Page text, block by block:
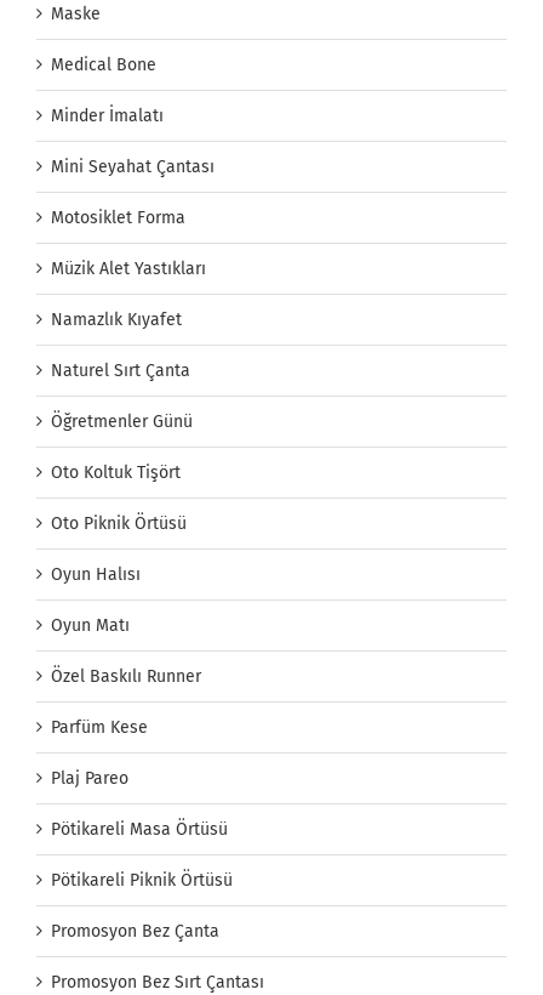
Maske
Medical Bone
Minder İmalatı
Mini Seyahat Çantası
Motosiklet Forma
Müzik Alet Yastıkları
Namazlık Kıyafet
Naturel Sırt Çanta
Öğretmenler Günü
Oto Koltuk Tişört
Oto Piknik Örtüsü
Oyun Halısı
Oyun Matı
Özel Baskılı Runner
Parfüm Kese
Plaj Pareo
Pötikareli Masa Örtüsü
Pötikareli Piknik Örtüsü
Promosyon Bez Çanta
Promosyon Bez Sırt Çantası